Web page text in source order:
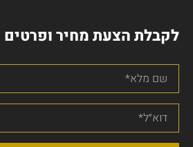
לקבלת הצעת מחיר ופרטים